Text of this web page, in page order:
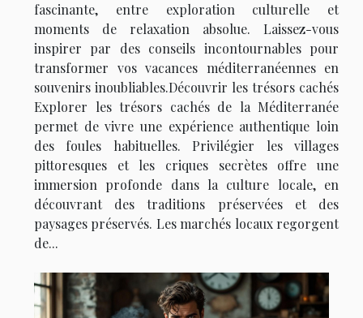
fascinante, entre exploration culturelle et
moments de relaxation absolue. Laissez-vous
inspirer par des conseils incontournables pour
transformer vos vacances méditerranéennes en
souvenirs inoubliables.Découvrir les trésors cachés
Explorer les trésors cachés de la Méditerranée
permet de vivre une expérience authentique loin
des foules habituelles. Privilégier les villages
pittoresques et les criques secrètes offre une
immersion profonde dans la culture locale, en
découvrant des traditions préservées et des
paysages préservés. Les marchés locaux regorgent
de...